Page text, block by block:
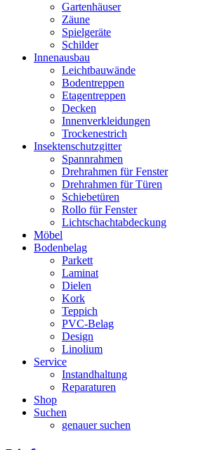
Gartenhäuser
Zäune
Spielgeräte
Schilder
Innenausbau
Leichtbauwände
Bodentreppen
Etagentreppen
Decken
Innenverkleidungen
Trockenestrich
Insektenschutzgitter
Spannrahmen
Drehrahmen für Fenster
Drehrahmen für Türen
Schiebetüren
Rollo für Fenster
Lichtschachtabdeckung
Möbel
Bodenbelag
Parkett
Laminat
Dielen
Kork
Teppich
PVC-Belag
Design
Linolium
Service
Instandhaltung
Reparaturen
Shop
Suchen
genauer suchen